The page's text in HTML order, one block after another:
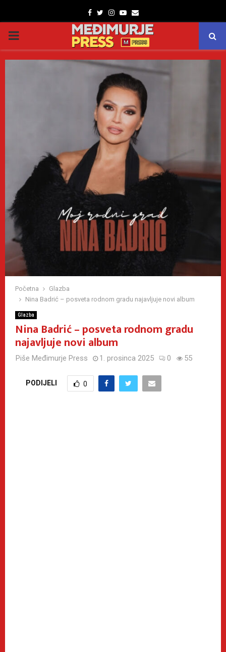
Facebook
TwitterInstagram
Youtube
Email
PRIMARY
MENU
Početna
Glazba
Nina Badrić – posveta rodnom gradu najavljuje novi album
Glazba
Nina Badrić – posveta rodnom gradu
najavljuje novi album
Piše Međimurje Press 1. prosinca 2025 0 55
PODIJELI 0